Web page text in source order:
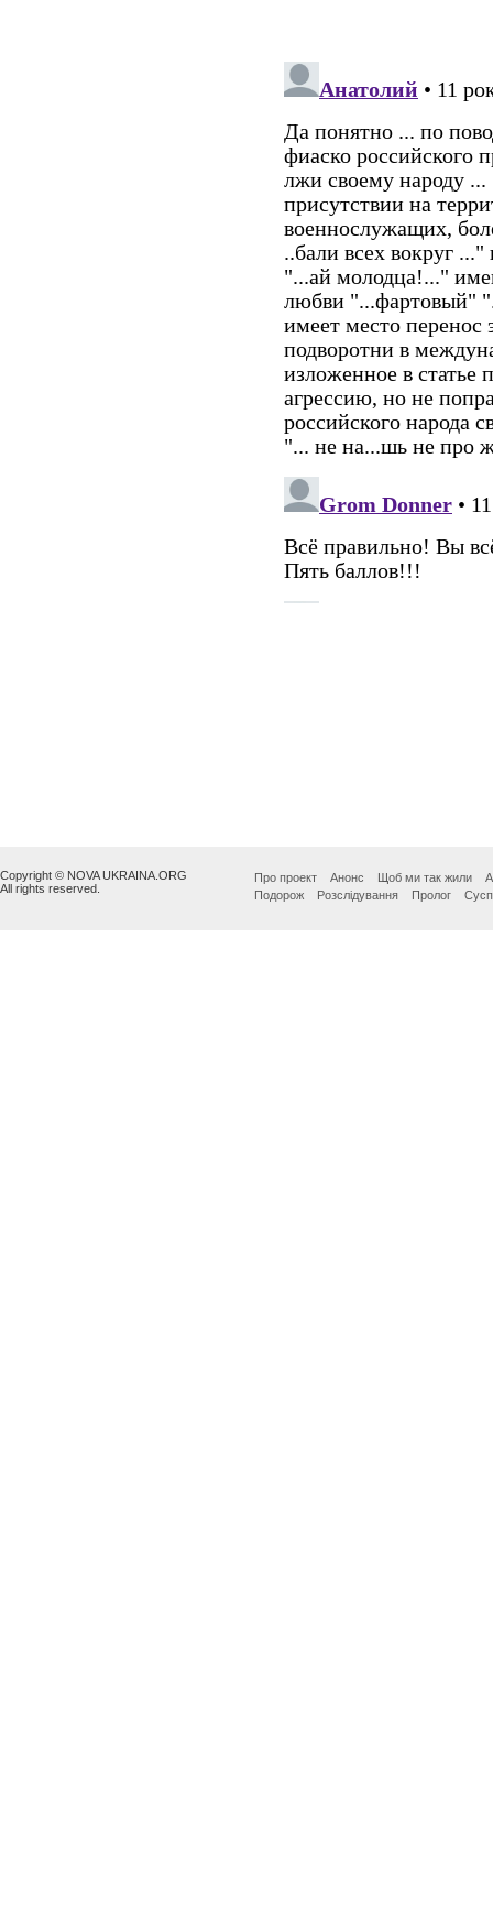
Copyright © NOVA UKRAINA.ORG
All rights reserved.
Про проект Анонс Щоб ми так жили
Подорож
Розслідування Пролог